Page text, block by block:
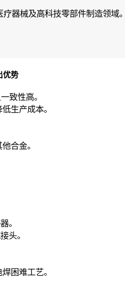
器械及高科技零部件制造领域。
优势
致性高。
生产成本。
合金。
。
头。
困难工艺。